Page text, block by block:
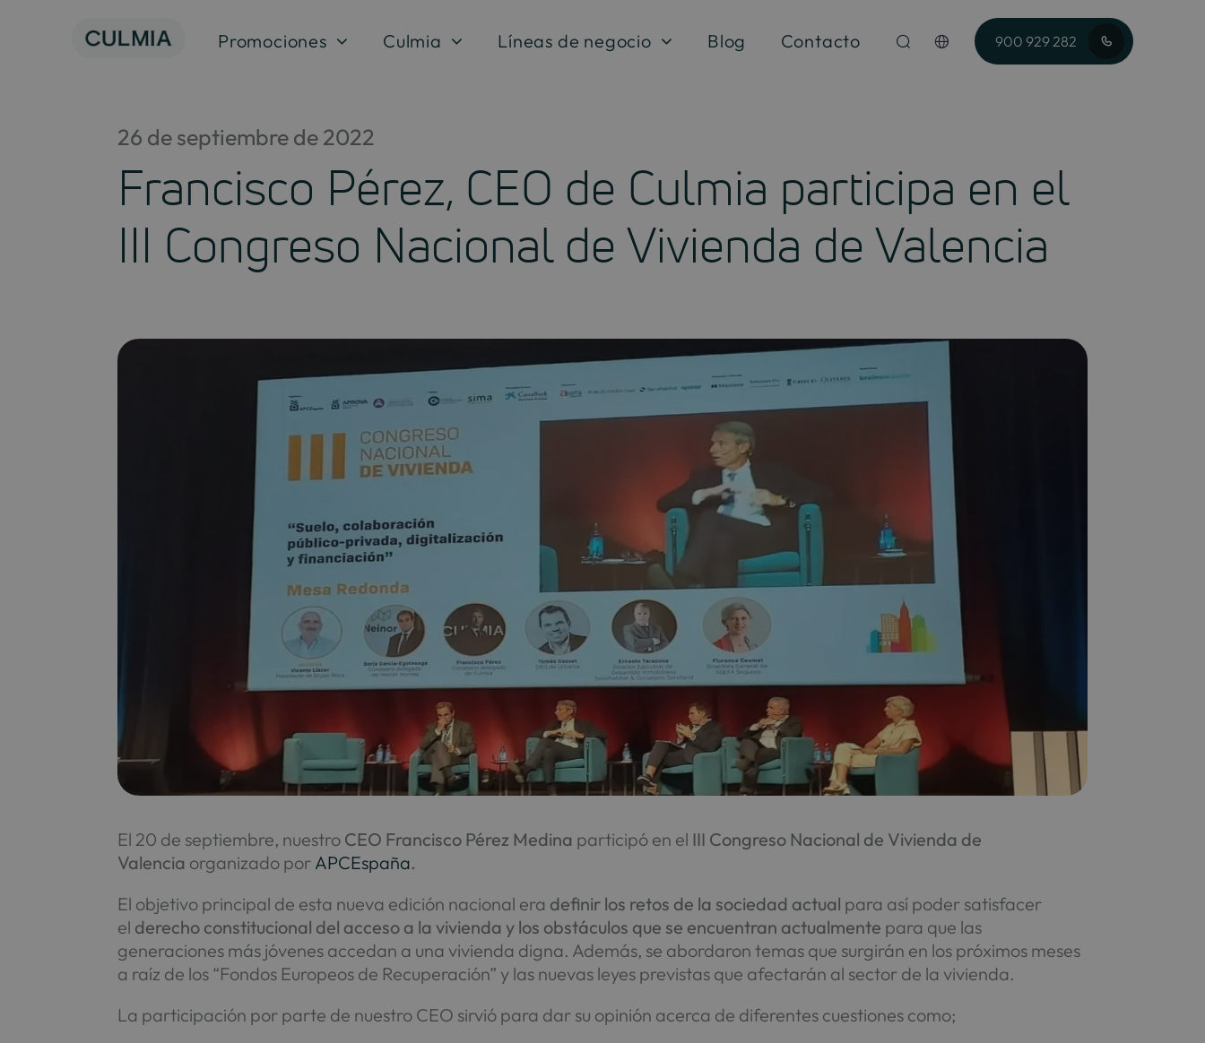
Promociones Culmia Líneas de negocio Blog Contacto 900 929 282
26 de septiembre de 2022
Francisco Pérez, CEO de Culmia participa en el
III Congreso Nacional de Vivienda de Valencia
El 20 de septiembre, nuestro CEO Francisco Pérez Medina participó en el III Congreso Nacional de Vivienda de
Valencia organizado por APCEspaña.
El objetivo principal de esta nueva edición nacional era definir los retos de la sociedad actual para así poder satisfacer
el derecho constitucional del acceso a la vivienda y los obstáculos que se encuentran actualmente para que las
generaciones más jóvenes accedan a una vivienda digna. Además, se abordaron temas que surgirán en los próximos meses
a raíz de los “Fondos Europeos de Recuperación” y las nuevas leyes previstas que afectarán al sector de la vivienda.
La participación por parte de nuestro CEO sirvió para dar su opinión acerca de diferentes cuestiones como;